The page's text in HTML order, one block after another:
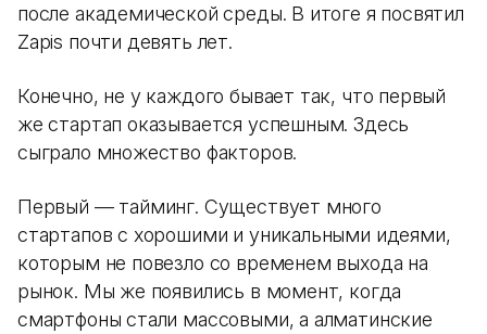
после академической среды. В итоге я посвятил
Zapis почти девять лет.
Конечно, не у каждого бывает так, что первый
же стартап оказывается успешным. Здесь
сыграло множество факторов.
Первый — тайминг. Существует много
стартапов с хорошими и уникальными идеями,
которым не повезло со временем выхода на
рынок. Мы же появились в момент, когда
смартфоны стали массовыми, а алматинские